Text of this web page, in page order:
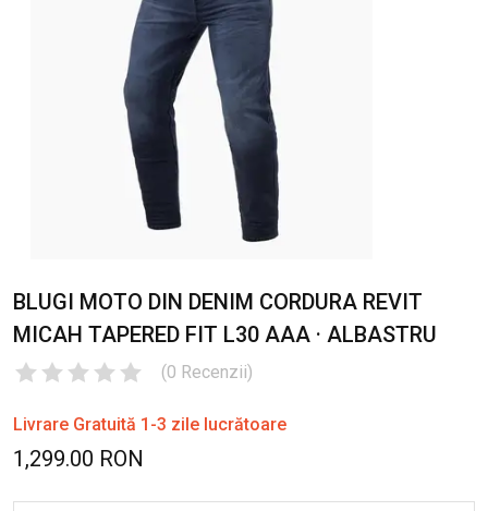
BLUGI MOTO DIN DENIM CORDURA REVIT
MICAH TAPERED FIT L30 AAA · ALBASTRU
(0 Recenzii)
Livrare Gratuită 1-3 zile lucrătoare
1,299.00 RON